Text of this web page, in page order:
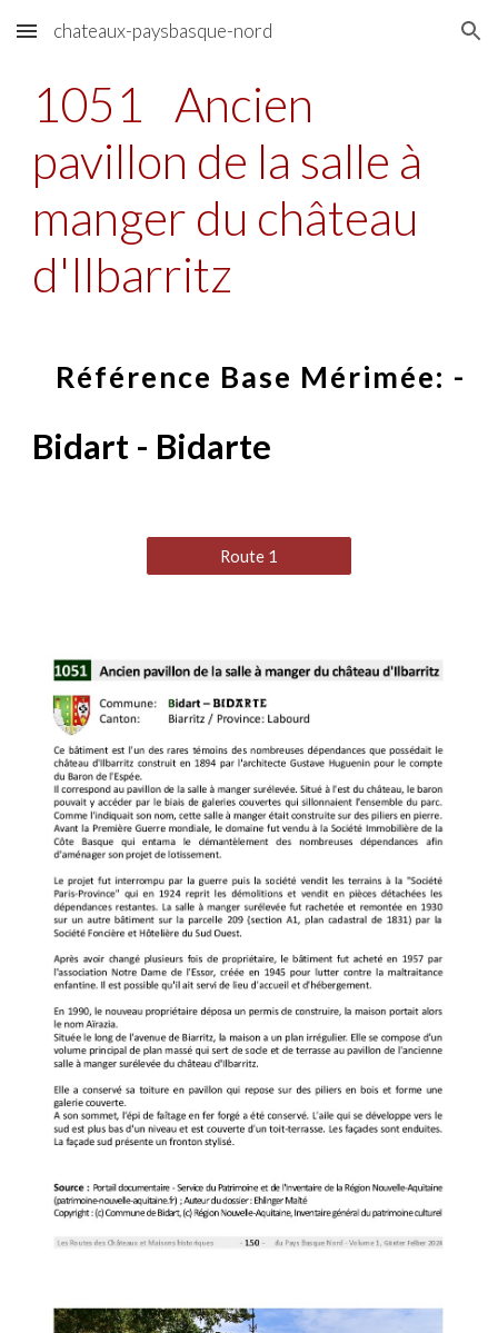
Skip to main content Skip to navigation
chateaux-paysbasque-nord
1051
Ancien
pavillon de la salle à
manger du château
d'Ilbarritz
Référence Base Mérimée: -
Bidart - Bidarte
Route 1